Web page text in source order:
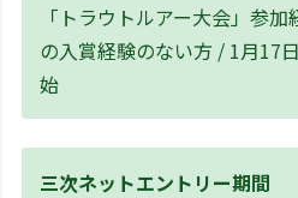
「トラウトルアー大会」参
の入賞経験のない方 / 1月17
始
三次ネットエントリー期間